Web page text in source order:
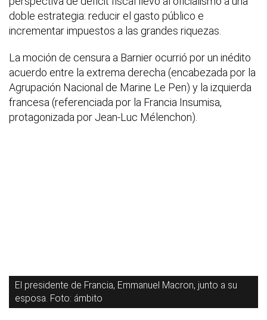
doble estrategia: reducir el gasto público e
incrementar impuestos a las grandes riquezas.
La moción de censura a Barnier ocurrió por un inédito
acuerdo entre la extrema derecha (encabezada por la
Agrupación Nacional de Marine Le Pen) y la izquierda
francesa (referenciada por la Francia Insumisa,
protagonizada por Jean-Luc Mélenchon).
El presidente de Francia, Emmanuel Macron, junto a su
esposa. Foto: ámbito